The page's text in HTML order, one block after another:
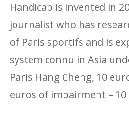
Handicap is invented in
journalist who has
of Paris sportifs and is
system connu in Asia
Paris Hang Cheng, 10
euros of impairment –